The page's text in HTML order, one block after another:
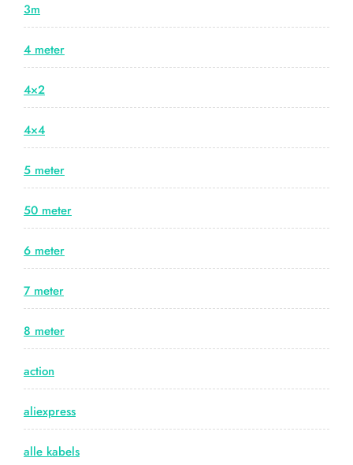
3m
4 meter
4×2
4×4
5 meter
50 meter
6 meter
7 meter
8 meter
action
aliexpress
alle kabels